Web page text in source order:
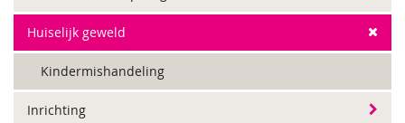
Huiselijk geweld
Kindermishandeling
Inrichting